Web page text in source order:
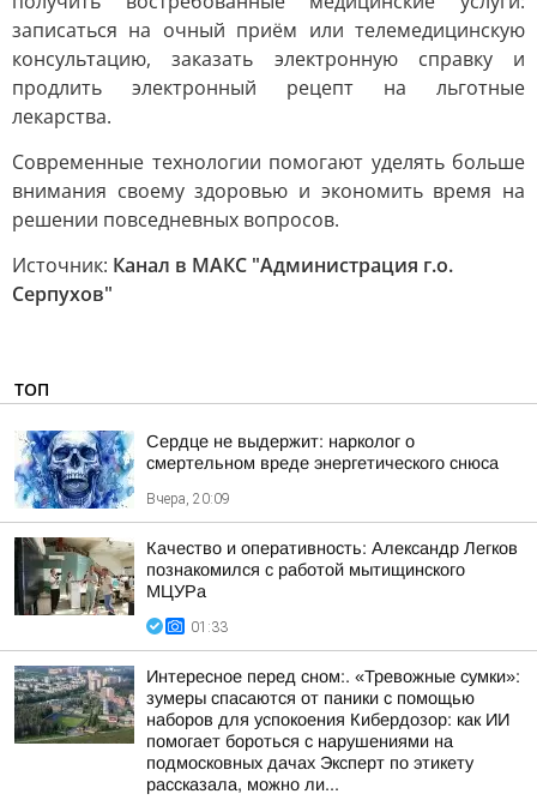
записаться на очный приём или телемедицинскую
консультацию, заказать электронную справку и
продлить электронный рецепт на льготные
лекарства.
Современные технологии помогают уделять больше
внимания своему здоровью и экономить время на
решении повседневных вопросов.
Источник: Канал в МАКС "Администрация г.о.
Серпухов"
ТОП
Сердце не выдержит: нарколог о
смертельном вреде энергетического снюса
Вчера, 20:09
Качество и оперативность: Александр Легков
познакомился с работой мытищинского
МЦУРа
01:33
Интересное перед сном:. «Тревожные сумки»:
зумеры спасаются от паники с помощью
наборов для успокоения Кибердозор: как ИИ
помогает бороться с нарушениями на
подмосковных дачах Эксперт по этикету
рассказала, можно ли...